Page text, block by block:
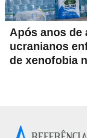
Após anos de
ucranianos
de xenofobia